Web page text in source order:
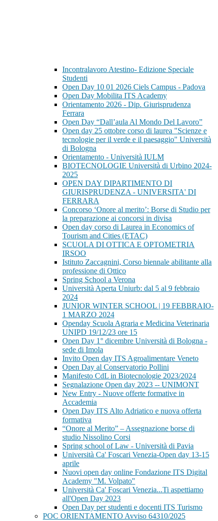
Incontralavoro Atestino- Edizione Speciale
Studenti
Open Day 10 01 2026 Ciels Campus - Padova
Open Day Mobilita ITS Academy
Orientamento 2026 - Dip. Giurisprudenza
Ferrara
Open Day “Dall’aula Al Mondo Del Lavoro”
Open day 25 ottobre corso di laurea "Scienze e
tecnologie per il verde e il paesaggio" Università
di Bologna
Orientamento - Università IULM
BIOTECNOLOGIE Università di Urbino 2024-
2025
OPEN DAY DIPARTIMENTO DI
GIURISPRUDENZA - UNIVERSITA' DI
FERRARA
Concorso ‘Onore al merito’: Borse di Studio per
la preparazione ai concorsi in divisa
Open day corso di Laurea in Economics of
Tourism and Cities (ETAC)
SCUOLA DI OTTICA E OPTOMETRIA
IRSOO
Istituto Zaccagnini, Corso biennale abilitante alla
professione di Ottico
Spring School a Verona
Università Aperta Uniurb: dal 5 al 9 febbraio
2024
JUNIOR WINTER SCHOOL | 19 FEBBRAIO-
1 MARZO 2024
Openday Scuola Agraria e Medicina Veterinaria
UNIPD 19/12/23 ore 15
Open Day 1° dicembre Università di Bologna -
sede di Imola
Invito Open day ITS Agroalimentare Veneto
Open Day al Conservatorio Pollini
Manifesto CdL in Biotecnologie 2023/2024
Segnalazione Open day 2023 -- UNIMONT
New Entry - Nuove offerte formative in
Accademia
Open Day ITS Alto Adriatico e nuova offerta
formativa
“Onore al Merito” – Assegnazione borse di
studio Nissolino Corsi
Spring school of Law - Università di Pavia
Università Ca' Foscari Venezia-Open day 13-15
aprile
Nuovi open day online Fondazione ITS Digital
Academy "M. Volpato"
Università Ca' Foscari Venezia...Ti aspettiamo
all'Open Day 2023
Open Day per studenti e docenti ITS Turismo
POC ORIENTAMENTO Avviso 64310/2025